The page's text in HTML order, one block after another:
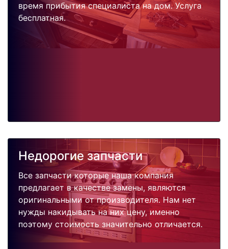
время прибытия специалиста на дом. Услуга
бесплатная.
Недорогие запчасти
Все запчасти которые наша компания
предлагает в качестве замены, являются
оригинальными от производителя. Нам нет
нужды накидывать на них цену, именно
поэтому стоимость значительно отличается.